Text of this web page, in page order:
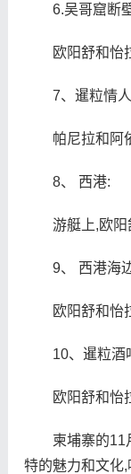
6.吴哥窟断
欧阳舒和怡
7、暹粒情人
帕尼拉和阿
8、 西港:
游艇上,欧阳
9、 西港海
欧阳舒和怡
10、暹粒酒
欧阳舒和怡
柬埔寨的11月
特的魅力和文化